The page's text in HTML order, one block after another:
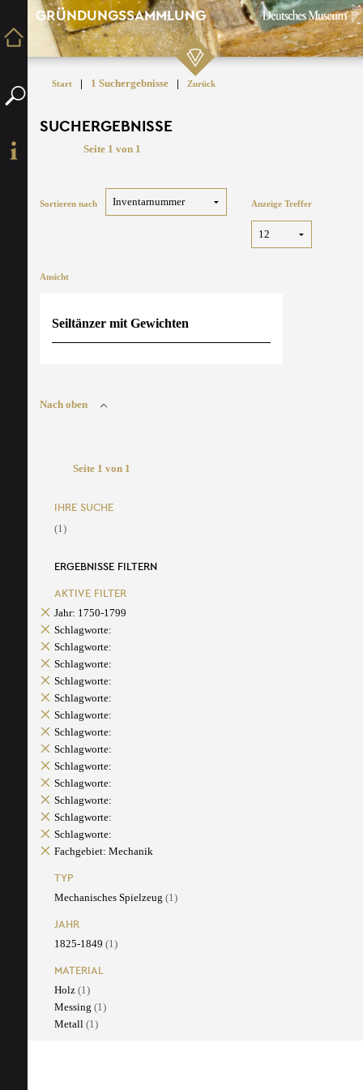
GRÜNDUNGSSAMMLUNG
Start | 1 Suchergebnisse | Zurück
SUCHERGEBNISSE
Seite 1 von 1
Sortieren nach Anzeige Treffer
Ansicht
Seiltänzer mit Gewichten
Nach oben
Seite 1 von 1
IHRE SUCHE
(1)
ERGEBNISSE FILTERN
AKTIVE FILTER
Jahr: 1750-1799
Schlagworte:
Schlagworte:
Schlagworte:
Schlagworte:
Schlagworte:
Schlagworte:
Schlagworte:
Schlagworte:
Schlagworte:
Schlagworte:
Schlagworte:
Schlagworte:
Schlagworte:
Fachgebiet: Mechanik
TYP
Mechanisches Spielzeug (1)
JAHR
1825-1849 (1)
MATERIAL
Holz (1)
Messing (1)
Metall (1)